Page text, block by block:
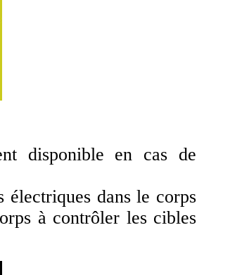
disponible en cas de
électriques dans le corps
à contrôler les cibles